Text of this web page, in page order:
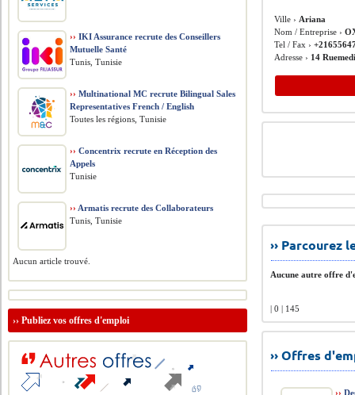
Ville › Ariana
Nom / Entreprise ›
Tel / Fax ›
Adresse › 14
››
Aucune autre offre
| 0 | 145
›› Offres
››
›› IKI Assurance recrute des Conseillers
Mutuelle Santé
Tunis, Tunisie
›› Multinational MC recrute Bilingual Sales
Representatives French / English
Toutes les régions, Tunisie
›› Concentrix recrute en Réception des
Appels
Tunisie
›› Armatis recrute des Collaborateurs
Tunis, Tunisie
Aucun article trouvé.
››Publiez vos offres d'emploi